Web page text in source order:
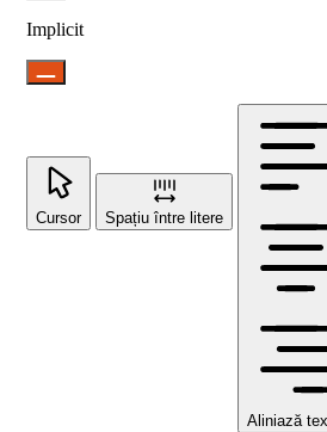
Implicit
Cursor Spațiu între litere
Aliniază